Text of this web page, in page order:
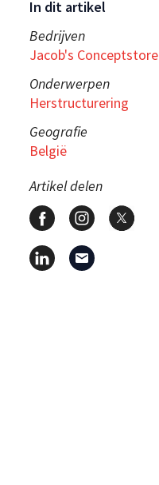
In dit artikel
Bedrijven
Jacob's Conceptstore
Onderwerpen
Herstructurering
Geografie
België
Artikel delen